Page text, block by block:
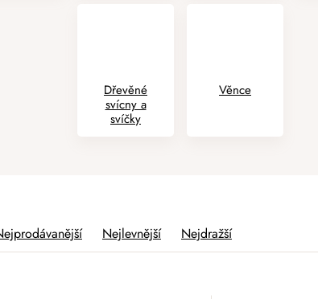
Dřevěné
svícny a
svíčky
Věnce
Nejlevnější Nejdražší